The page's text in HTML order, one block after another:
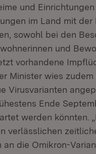
und
im Land mit der
sowohl bei den
und
vorhandene
Minister wies zudem
Virusvarianten
Ende
werden könnten.
verlässlichen
an die Omikron-